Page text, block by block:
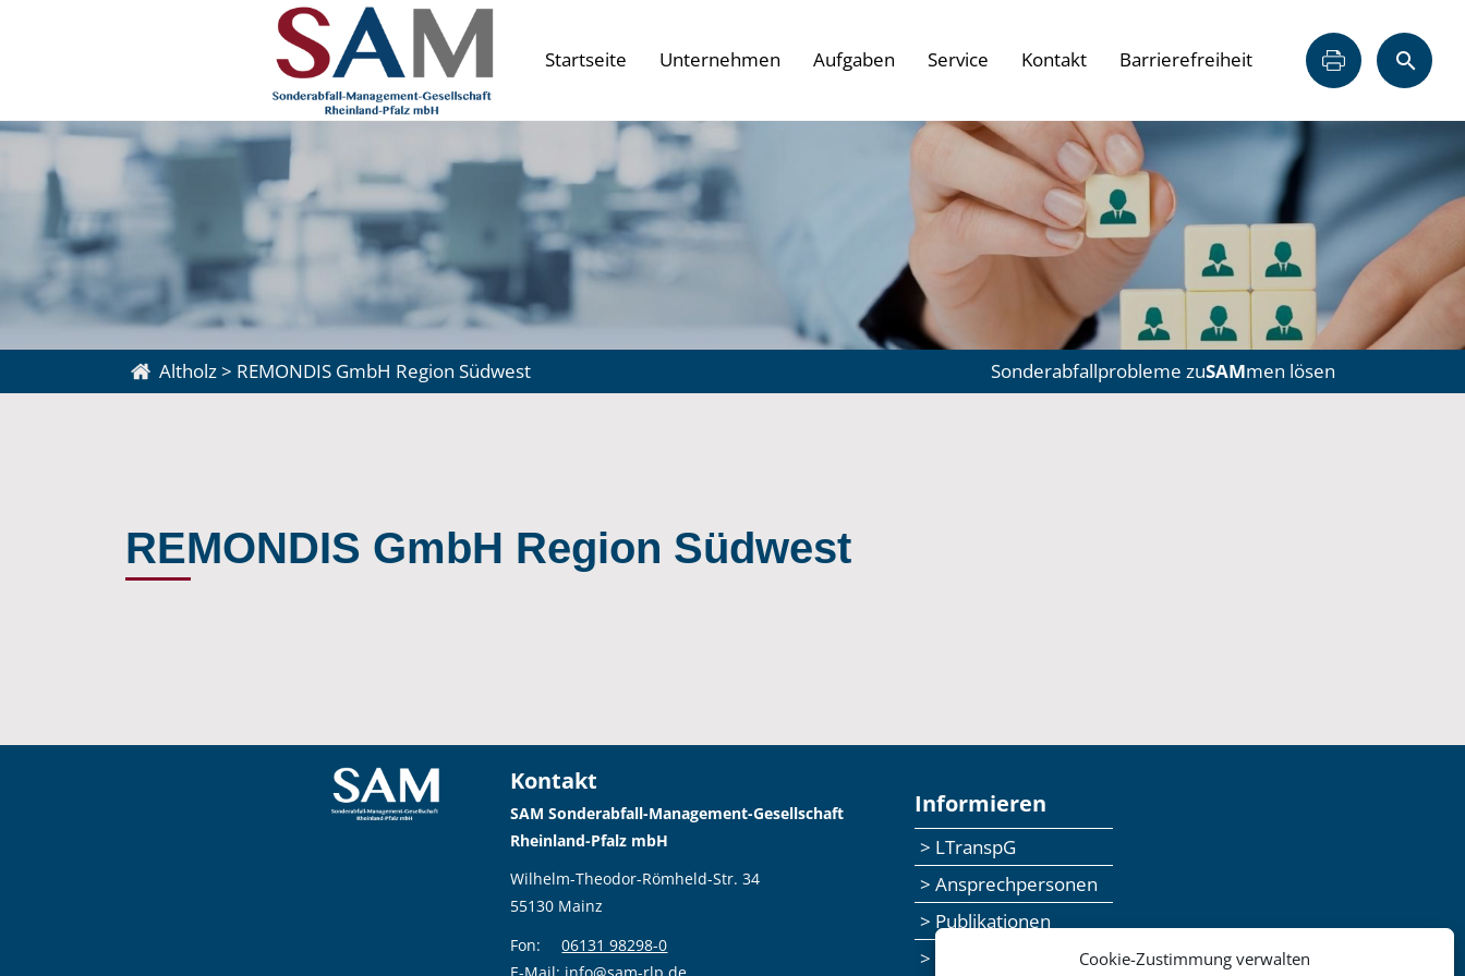
Cookie-Zustimmung verwalten
Startseite Unternehmen Aufgaben Service Kontakt Barrierefreiheit
Altholz> REMONDIS GmbH Region Südwest Sonderabfallprobleme zuSAMmen lösen
REMONDIS GmbH Region Südwest
Kontakt
SAM Sonderabfall-Management-Gesellschaft
Rheinland-Pfalz mbH
Wilhelm-Theodor-Römheld-Str. 34
55130 Mainz
Fon:
06131 98298-0
Informieren
> LTranspG
> Ansprechpersonen
> Publikationen
> Seminaranmeldung